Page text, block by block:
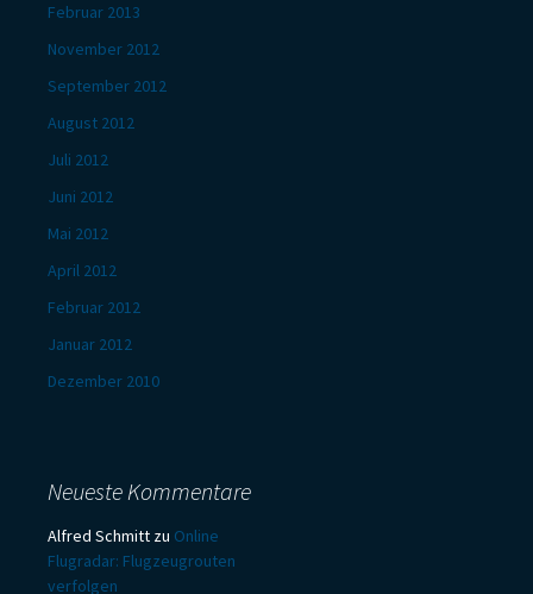
Februar 2013
November 2012
September 2012
August 2012
Juli 2012
Juni 2012
Mai 2012
April 2012
Februar 2012
Januar 2012
Dezember 2010
Neueste Kommentare
Alfred Schmitt zu Online
Flugradar: Flugzeugrouten
verfolgen